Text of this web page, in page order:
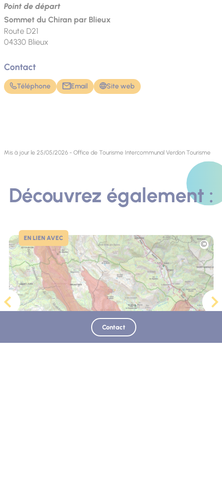
Point de départ
Sommet du Chiran par Blieux
Route D21
04330 Blieux
Contact
Téléphone Email Site web
Mis à jour le 25/05/2026 - Office de Tourisme Intercommunal Verdon Tourisme
Découvrez également :
PhotoEN LIEN AVEC
Contact